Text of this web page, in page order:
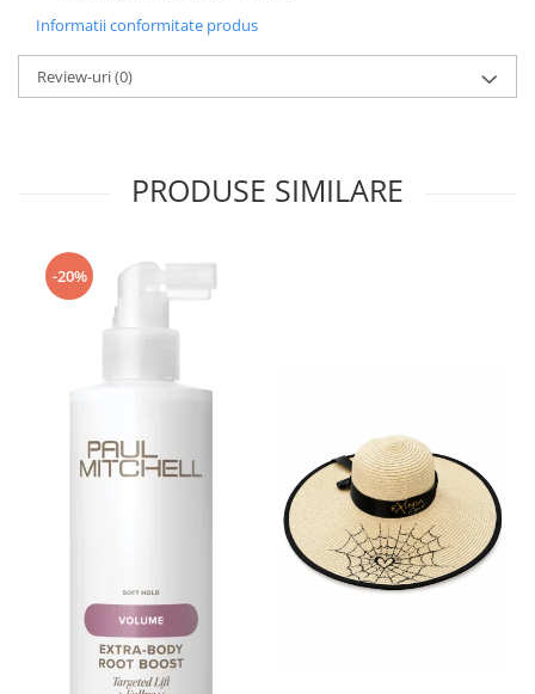
Informatii conformitate produs
Review-uri(0)
PRODUSE SIMILARE
-20%